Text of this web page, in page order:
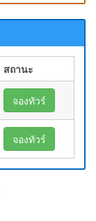
สถานะ
จองทัวร์
จองทัวร์